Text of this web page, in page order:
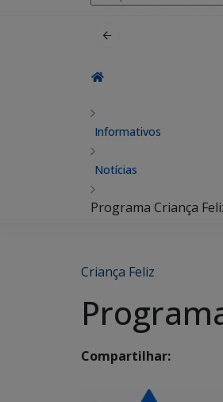
por:
Informativos
Notícias
Programa Criança
Criança Feliz
Compartilhar: